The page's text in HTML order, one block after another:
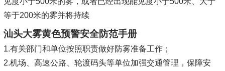
等于200米的雾并将持续
汕头大雾黄色预警安全防范手册
1.有关部门和单位按照职责做好防雾准备工作；
2.机场、高速公路、轮渡码头等单位加强交通管理，保障安